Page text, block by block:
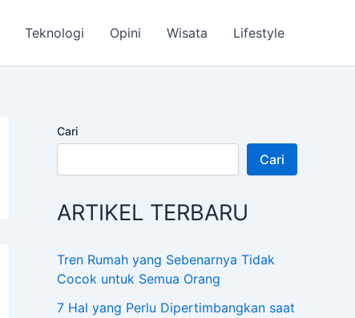
Teknologi Opini Wisata Lifestyle
Cari
Cari
ARTIKEL TERBARU
Tren Rumah yang Sebenarnya Tidak
Cocok untuk Semua Orang
7 Hal yang Perlu Dipertimbangkan saat